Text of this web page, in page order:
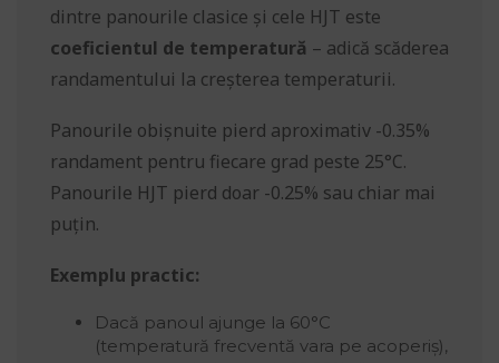
dintre panourile clasice și cele HJT este
coeficientul de temperatură – adică scăderea
randamentului la creșterea temperaturii.
Panourile obișnuite pierd aproximativ -0.35%
randament pentru fiecare grad peste 25°C.
Panourile HJT pierd doar -0.25% sau chiar mai
puțin.
Exemplu practic:
Dacă panoul ajunge la 60°C
(temperatură frecventă vara pe acoperiș),